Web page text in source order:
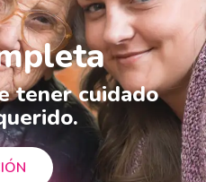
tener cuidado